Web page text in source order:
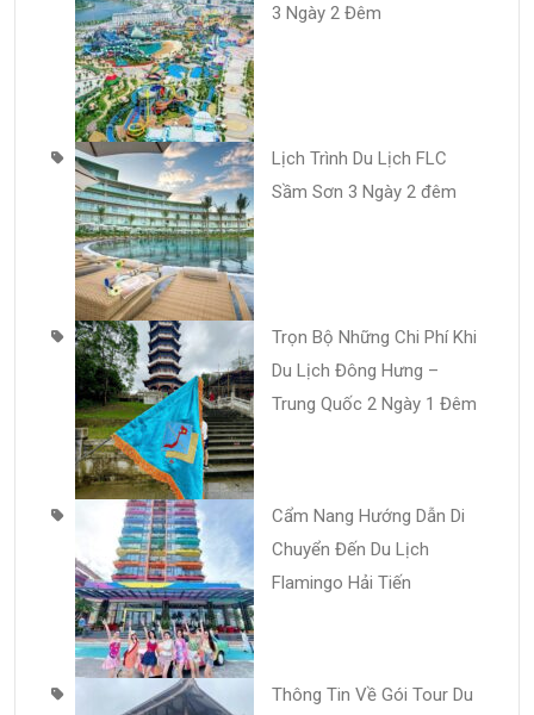
3 Ngày 2 Đêm
Lịch Trình Du Lịch FLC
Sầm Sơn 3 Ngày 2 đêm
Trọn Bộ Những Chi Phí Khi
Du Lịch Đông Hưng –
Trung Quốc 2 Ngày 1 Đêm
Cẩm Nang Hướng Dẫn Di
Chuyển Đến Du Lịch
Flamingo Hải Tiến
Thông Tin Về Gói Tour Du